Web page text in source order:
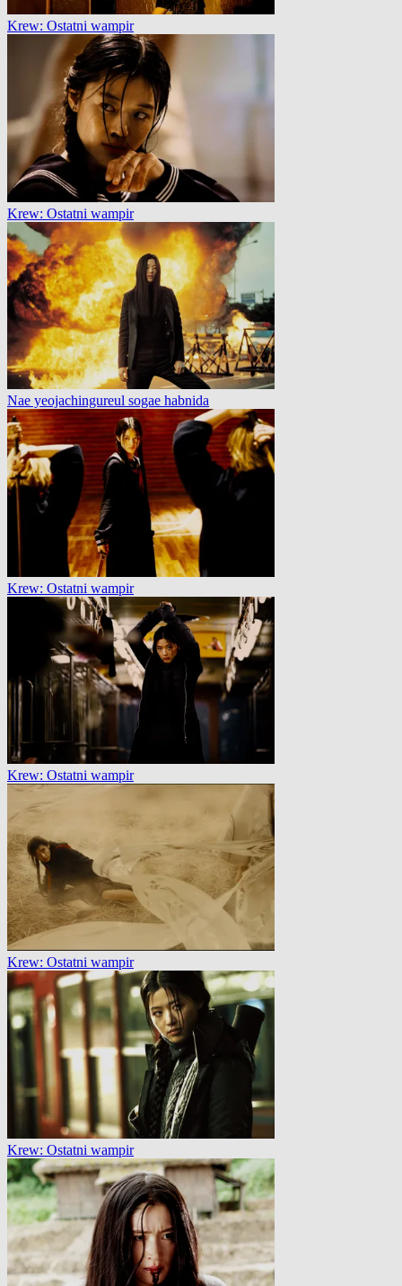
Krew: Ostatni wampir
Krew: Ostatni wampir
Nae yeojachingureul sogae habnida
Krew: Ostatni wampir
Krew: Ostatni wampir
Krew: Ostatni wampir
Krew: Ostatni wampir